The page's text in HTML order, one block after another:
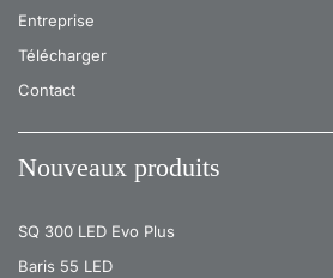
Entreprise
Télécharger
Contact
Nouveaux produits
SQ 300 LED Evo Plus
Baris 55 LED